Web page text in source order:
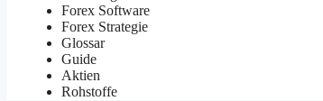
Forex Software
Forex Strategie
Glossar
Guide
Aktien
Rohstoffe